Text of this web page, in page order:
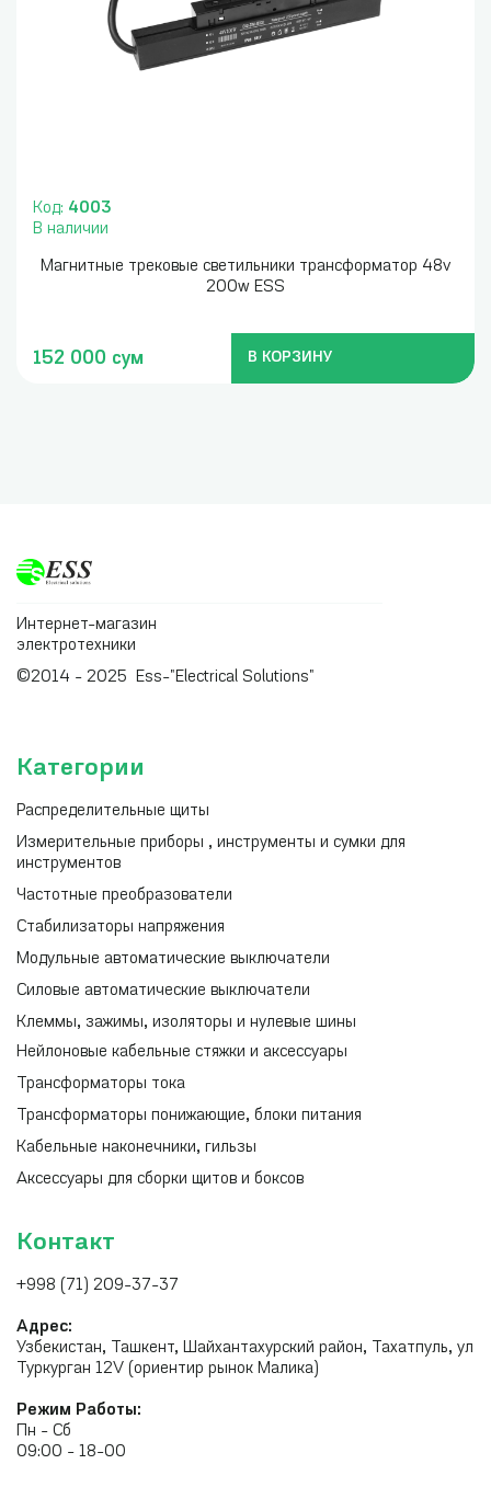
Код: 4003
В наличии
Магнитные трековые светильники трансформатор 48v
200w ESS
152 000 сум В КОРЗИНУ
Интернет-магазин
электротехники
©2014 - 2025 Ess-"Electrical Solutions"
Категории
Распределительные щиты
Измерительные приборы , инструменты и сумки для
инструментов
Частотные преобразователи
Стабилизаторы напряжения
Модульные автоматические выключатели
Силовые автоматические выключатели
Клеммы, зажимы, изоляторы и нулевые шины
Нейлоновые кабельные стяжки и аксессуары
Трансформаторы тока
Трансформаторы понижающие, блоки питания
Кабельные наконечники, гильзы
Аксессуары для сборки щитов и боксов
Контакт
+998 (71) 209-37-37
Адрес:
Узбекистан, Ташкент, Шайхантахурский район, Тахатпуль, ул
Туркурган 12V (ориентир рынок Малика)
Режим Работы:
Пн - Сб
09:00 - 18-00